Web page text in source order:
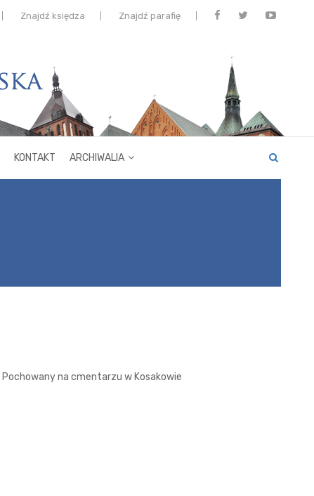
Znajdź księdza Znajdź parafię
KONTAKT ARCHIWALIA
Pochowany na cmentarzu w Kosakowie